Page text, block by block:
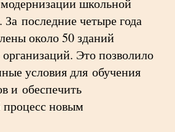
школьной
последние четыре года
около 50 зданий
Это позволило
условия для обучения
и обеспечить
процесс новым